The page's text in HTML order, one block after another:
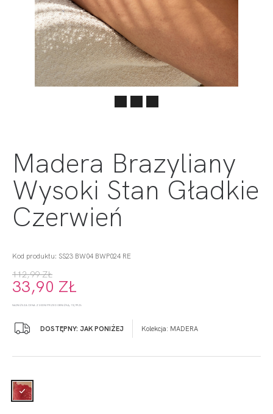
Madera Brazyliany
Wysoki Stan Gładkie
Czerwień
Kod produktu: SS23 BW04 BWP024 RE
112,99 ZŁ
33,90 ZŁ
NAJNIŻSZA CENA Z 30 DNI PRZED OBNIŻKĄ: 112,99 ZŁ
DOSTĘPNY: JAK PONIŻEJ Kolekcja: MADERA